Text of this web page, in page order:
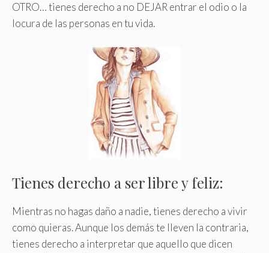
OTRO… tienes derecho a no DEJAR entrar el odio o la
locura de las personas en tu vida.
Tienes derecho a ser libre y feliz:
Mientras no hagas daño a nadie, tienes derecho a vivir
como quieras. Aunque los demás te lleven la contraria,
tienes derecho a interpretar que aquello que dicen